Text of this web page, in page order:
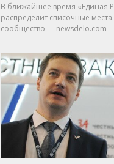
В ближайшее время «Единая
распределит списочные
сообщество — newsdelo.com